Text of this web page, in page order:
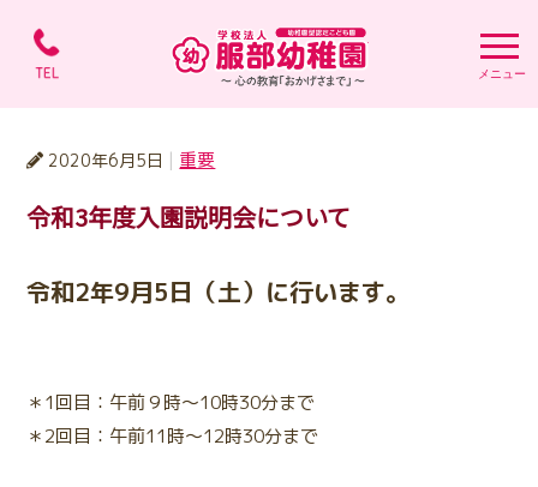
学校法人 服部幼稚
2020年6月5日 重要
令和3年度入園説明会について
令和2年9月5日（土）に行います。
＊1回目：午前９時～10時30分まで
＊2回目：午前11時～12時30分まで